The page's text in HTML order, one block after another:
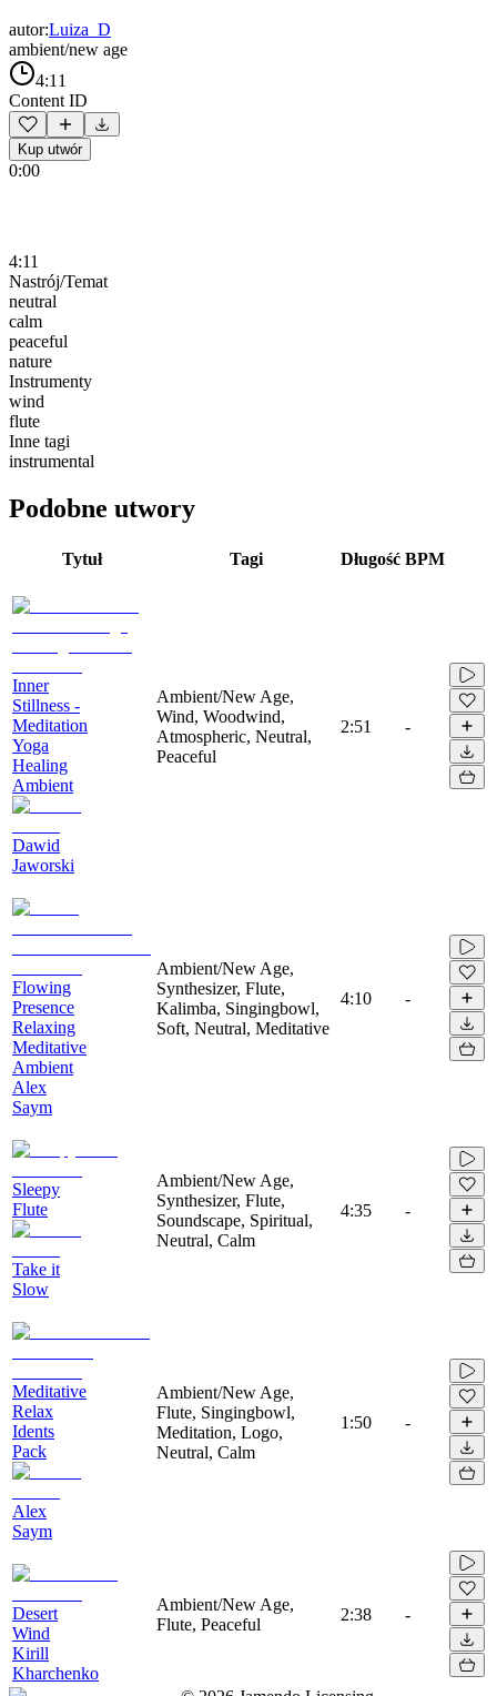
autor:Luiza_D
ambient/new age
4:11
Content ID
Kup utwór
0:00
4:11
Nastrój/Temat
neutral
calm
peaceful
nature
Instrumenty
wind
flute
Inne tagi
instrumental
Podobne utwory
Tytuł Tagi Długość BPM
Inner
Stillness -
Meditation
Yoga
Healing
Ambient
Dawid
Jaworski
Ambient/New Age,
Wind, Woodwind,
Atmospheric, Neutral,
Peaceful
2:51 -
Flowing
Presence
Relaxing
Meditative
Ambient
Alex
Saym
Ambient/New Age,
Synthesizer, Flute,
Kalimba, Singingbowl,
Soft, Neutral, Meditative
4:10 -
Sleepy
Flute
Take it
Slow
Ambient/New Age,
Synthesizer, Flute,
Soundscape, Spiritual,
Neutral, Calm
4:35 -
Meditative
Relax
Idents
Pack
Alex
Saym
Ambient/New Age,
Flute, Singingbowl,
Meditation, Logo,
Neutral, Calm
1:50 -
Desert
Wind
Kirill
Kharchenko
Ambient/New Age,
Flute, Peaceful
2:38 -